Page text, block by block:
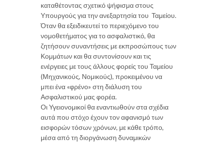
καταθέτοντας σχετικό ψήφισμα στους
Υπουργούς για την ανεξαρτησία του Ταμείου.
Όταν θα εξειδικευτεί το περιεχόμενο του
νομοθετήματος για το ασφαλιστικό, θα
ζητήσουν συναντήσεις με εκπροσώπους των
Κομμάτων και θα συντονίσουν και τις
ενέργειες με τους άλλους φορείς του Ταμείου
(Μηχανικούς, Νομικούς), προκειμένου να
μπει ένα «φρένο» στη διάλυση του
Ασφαλιστικού μας φορέα.
Οι Υγειονομικοί θα εναντιωθούν στα σχέδια
αυτά που στόχο έχουν τον αφανισμό των
εισφορών τόσων χρόνων, με κάθε τρόπο,
μέσα από τη διοργάνωση δυναμικών